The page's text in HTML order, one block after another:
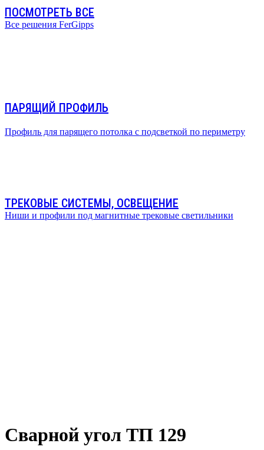
ПОСМОТРЕТЬ ВСЕ
Все решения FerGipps
ПАРЯЩИЙ ПРОФИЛЬ
Профиль для парящего потолка с подсветкой по периметру
ТРЕКОВЫЕ СИСТЕМЫ, ОСВЕЩЕНИЕ
Ниши и профили под магнитные трековые светильники
Сварной угол ТП 129